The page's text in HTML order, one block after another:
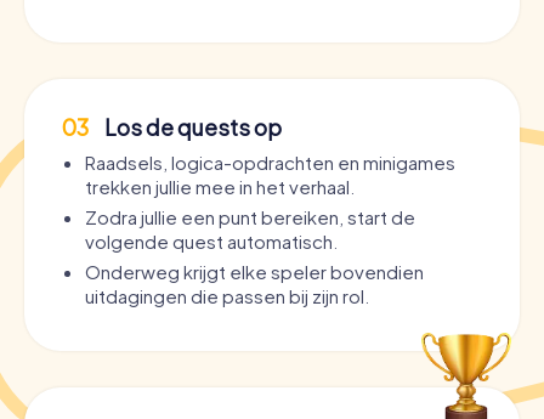
03 Los de quests op
Raadsels, logica-opdrachten en minigames
trekken jullie mee in het verhaal.
Zodra jullie een punt bereiken, start de
volgende quest automatisch.
Onderweg krijgt elke speler bovendien
uitdagingen die passen bij zijn rol.